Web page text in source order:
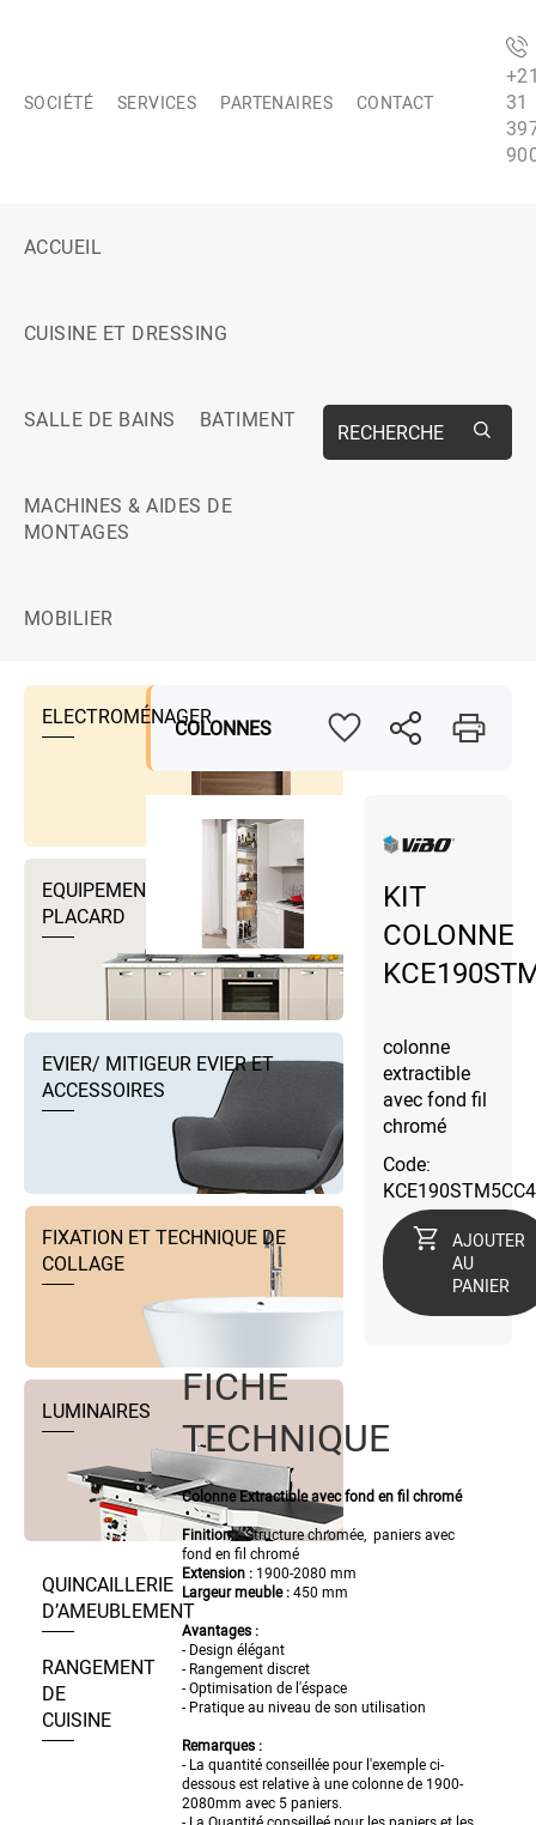
SOCIÉTÉ SERVICES PARTENAIRES CONTACT
31
ACCUEIL
CUISINE ET DRESSING
SALLE DE BAINS BATIMENT
MACHINES & AIDES DE
MONTAGES
MOBILIER
RECHERCHE
ELECTROMÉNAGER
EQUIPEMENTS DRESSING ET
PLACARD
EVIER/ MITIGEUR EVIER ET
ACCESSOIRES
FIXATION ET TECHNIQUE DE
COLLAGE
LUMINAIRES
QUINCAILLERIE
D’AMEUBLEMENT
RANGEMENT
DE
CUISINE
COLONNES
KIT
COLONNE
colonne
extractible
avec fond fil
chromé
Code:
AJOUTER
AU
PANIER
FICHE
TECHNIQUE
Colonne Extractible avec fond en fil chromé
Finition :Structure chromée, paniers avec
fond en fil chromé
Extension : 1900-2080 mm
Largeur meuble:450 mm
Avantages :
- Design élégant
- Rangement discret
- Optimisation de l'éspace
- Pratique au niveau de son utilisation
Remarques :
- La quantité conseillée pour l'exemple ci-
dessous est relative à unecolonne de 1900-
2080mm avec 5 paniers.